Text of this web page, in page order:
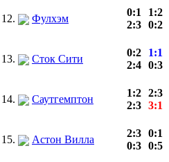
12. Фулхэм
0:1
2:3
1:2
0:2
13. Сток Сити
0:2
2:4
1:1
0:3
14. Саутгемптон
1:2
2:3
2:3
3:1
15. Астон Вилла
2:3
0:3
0:1
0:5